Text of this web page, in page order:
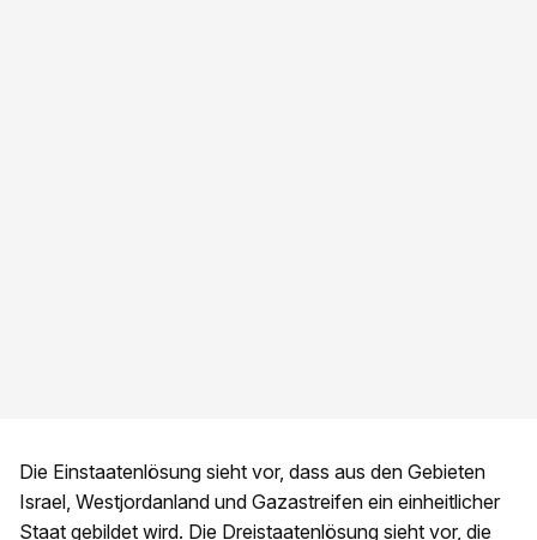
Die Einstaatenlösung sieht vor, dass aus den Gebieten
Israel, Westjordanland und Gazastreifen ein einheitlicher
Staat gebildet wird. Die Dreistaatenlösung sieht vor, die